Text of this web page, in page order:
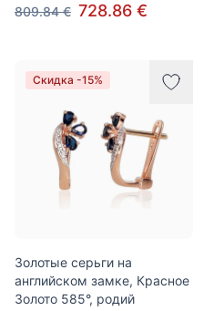
809.84 € 728.86 €
Скидка -15%
Золотые серьги на
английском замке, Красное
Золото 585°, родий